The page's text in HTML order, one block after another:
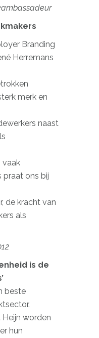
Branding
Herremans
merk en
naast
vaak
praat ons bij
de kracht van
als
is de
beste
worden
hun